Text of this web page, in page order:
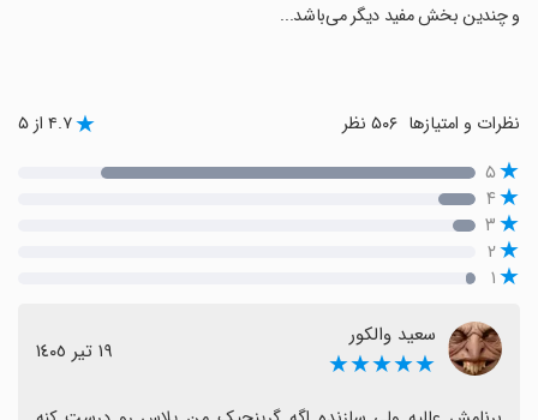
‏و چندین بخش مفید دیگر می‌باشد...
نظرات و امتیازها ۴.۷ از ۵
۵
۴
۳
۲
۱
سعید والکور
★★★★★ ١٩ تیر ١٤٠٥